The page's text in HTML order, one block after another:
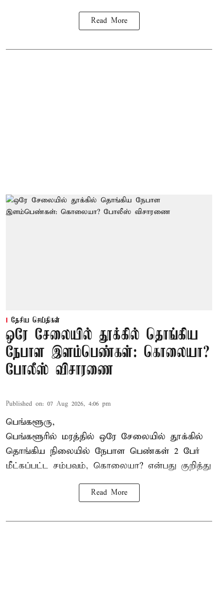
Read More
தேசிய செய்திகள்
ஒரே சேலையில் தூக்கில் தொங்கிய
நேபாள இளம்பெண்கள்: கொலையா?
போலீஸ் விசாரணை
Published on: 07 Aug 2026, 4:06 pm
பெங்களூரு,
பெங்களூரில் மரத்தில் ஒரே சேலையில் தூக்கில்
தொங்கிய நிலையில் நேபாள பெண்கள் 2 பேர்
மீட்கப்பட்ட சம்பவம், கொலையா? என்பது குறித்து
Read More